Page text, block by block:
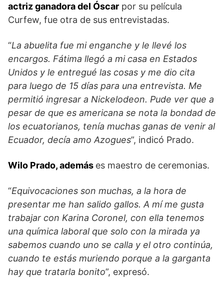
actriz ganadora del Óscar por su película
Curfew, fue otra de sus entrevistadas.
“La abuelita fue mi enganche y le llevé los
encargos. Fátima llegó a mi casa en Estados
Unidos y le entregué las cosas y me dio cita
para luego de 15 días para una entrevista. Me
permitió ingresar a Nickelodeon. Pude ver que a
pesar de que es americana se nota la bondad de
los ecuatorianos, tenía muchas ganas de venir al
Ecuador, decía amo Azogues”, indicó Prado.
Wilo Prado, además es maestro de ceremonias.
“Equivocaciones son muchas, a la hora de
presentar me han salido gallos. A mí me gusta
trabajar con Karina Coronel, con ella tenemos
una química laboral que solo con la mirada ya
sabemos cuando uno se calla y el otro continúa,
cuando te estás muriendo porque a la garganta
hay que tratarla bonito”, expresó.